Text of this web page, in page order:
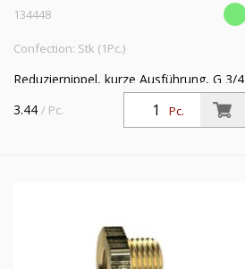
134448
Confection: Stk (1Pc.)
Reduziernippel, kurze Ausführung, G 3/4
a., G 3/8 i., SW 32, Messing,
Arbeitsdruck max. 25 bar, Betriebstemp.
Pc.
3.44 / Pc.